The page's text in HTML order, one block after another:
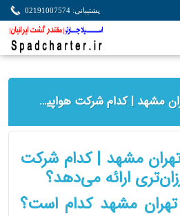
پشتیبانی: 02191007574
ارزان‌ترین ایرلاین تهران مشهد | کدام شرکت هواپیمایی بلیط ارزان‌تری ارائه می‌دهد؟
تهران مشهد | کدام شرکت
ارائه می‌دهد؟
تهران مشهد کدام است؟